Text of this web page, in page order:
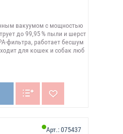
вакуумом с мощностью
до 99,95 % пыли и шерст
фильтра, работает бесшум
для кошек и собак люб
Арт.:075437